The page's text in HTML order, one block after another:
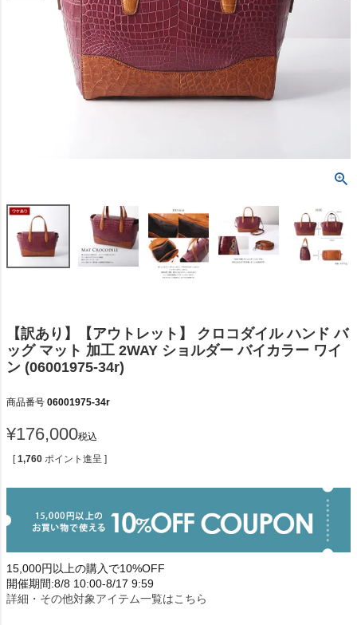
【訳あり】【アウトレット】 クロコダイル ハンド バ
ッグ マット 加工 2WAY ショルダー バイカラー ワイ
ン (06001975-34r)
商品番号 06001975-34r
¥176,000税込
[ 1,760 ポイント進呈 ]
15,000円以上の購入で10%OFF
開催期間:8/8 10:00-8/17 9:59
詳細・その他対象アイテム一覧はこちら